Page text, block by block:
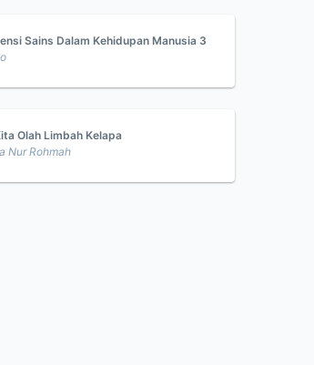
Sains Dalam Kehidupan Manusia 3
Olah Limbah Kelapa
Nur Rohmah